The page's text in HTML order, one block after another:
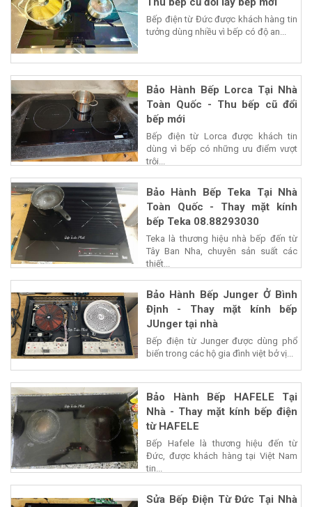
Bếp điện từ Đức được khách hàng tin
tưởng dùng nhiều vì bếp có độ an...
Bảo Hành Bếp Lorca Tại Nhà
Toàn Quốc - Thu bếp cũ đổi
bếp mới
Bếp điện từ Lorca được khách tin
dùng vì bếp có những ưu điểm vượt
trội...
Bảo Hành Bếp Teka Tại Nhà
Toàn Quốc - Thay mặt kính
bếp Teka 08.88293030
Teka là thương hiệu nhà bếp đến từ
Tây Ban Nha, chuyên sản suất các
thiết...
Bảo Hành Bếp Junger Ở Bình
Định - Thay mặt kính bếp
JUnger tại nhà
Bếp điện từ Junger được dùng phổ
biến trong các hộ gia đình việt bở vị...
Bảo Hành Bếp HAFELE Tại
Nhà - Thay mặt kính bếp điện
từ HAFELE
Bếp Hafele là thương hiệu đến từ
Đức, được khách hàng tại Việt Nam
tin...
Sửa Bếp Điện Từ Đức Tại Nhà